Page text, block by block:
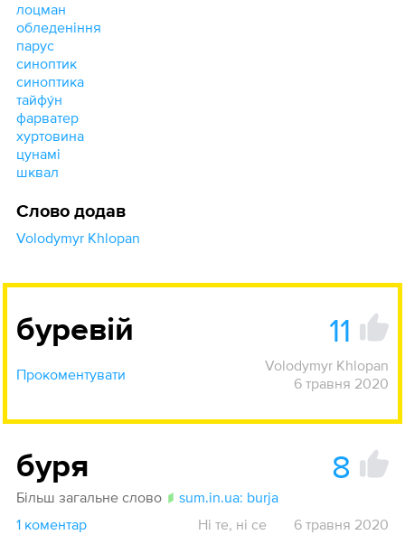
лоцман
обледеніння
парус
синоптик
синоптика
тайфу́н
фарватер
хуртовина
цунамі
шквал
Слово додав
Volodymyr Khlopan
буревій 11
Прокоментувати
Volodymyr Khlopan
6 травня 2020
буря 8
Більш загальне слово
sum.in.ua: burja
1 коментар
Ні те, ні се 6 травня 2020